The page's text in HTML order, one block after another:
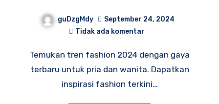
yang Menginspirasi!
guDzgMdy
September 24, 2024
Tidak ada komentar
Temukan tren fashion 2024 dengan gaya
terbaru untuk pria dan wanita. Dapatkan
inspirasi fashion terkini…